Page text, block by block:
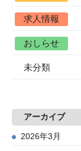
求人情報
おしらせ
未分類
アーカイブ
2026年3月